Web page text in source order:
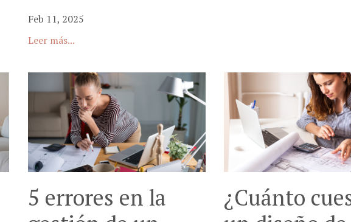
Feb 11, 2025
Leer más...
5 errores en la
¿Cuánto